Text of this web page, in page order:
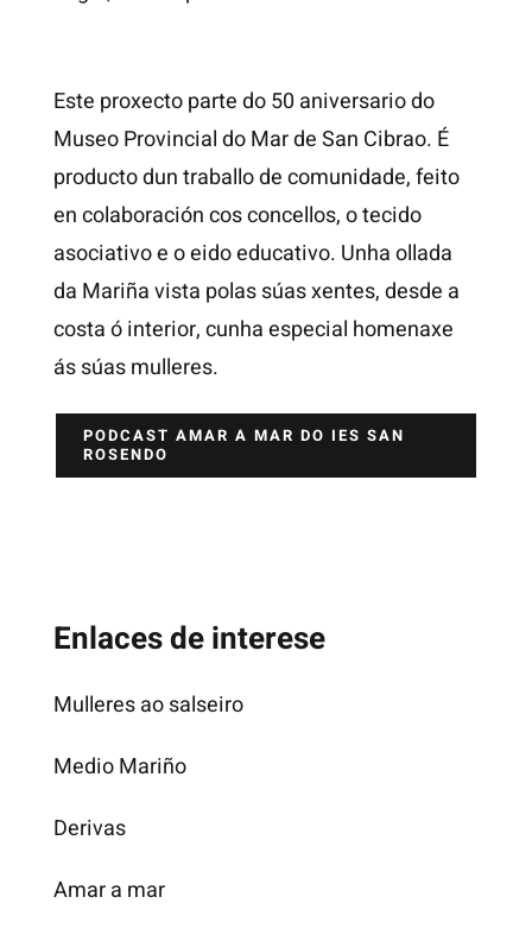
Este proxecto parte do 50 aniversario do
Museo Provincial do Mar de San Cibrao. É
producto dun traballo de comunidade, feito
en colaboración cos concellos, o tecido
asociativo e o eido educativo. Unha ollada
da Mariña vista polas súas xentes, desde a
costa ó interior, cunha especial homenaxe
ás súas mulleres.
PODCAST AMAR A MAR DO IES SAN
ROSENDO
Enlaces de interese
Mulleres ao salseiro
Medio Mariño
Derivas
Amar a mar